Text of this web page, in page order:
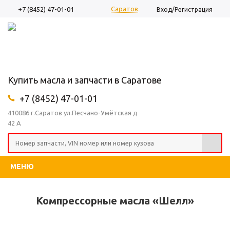
Саратов
+7 (8452) 47-01-01 Вход/Регистрация
МЕНЮ
Купить масла и запчасти в Саратове
410086 г.Саратов ул.Песчано-Умётская д
42 А
+7 (8452) 47-01-01
Компрессорные масла «Шелл»